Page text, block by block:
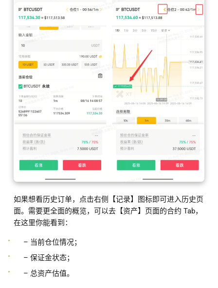
如果想看历史订单，点击右侧【记录】图标即可进入历史页
面。需要更全面的概览，可以去【资产】页面的合约 Tab，
在这里你能看到：
– 当前仓位情况；
– 保证金状态；
– 总资产估值。